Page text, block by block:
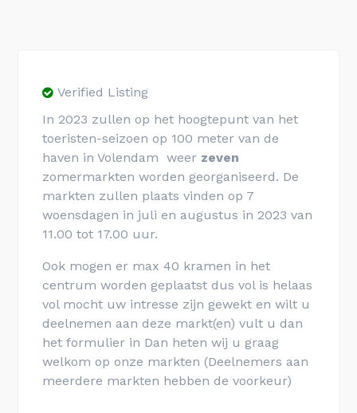
Verified Listing
In 2023 zullen op het hoogtepunt van het
toeristen-seizoen op 100 meter van de
haven in Volendam weer zeven
zomermarkten worden georganiseerd. De
markten zullen plaats vinden op 7
woensdagen in juli en augustus in 2023 van
11.00 tot 17.00 uur.
Ook mogen er max 40 kramen in het
centrum worden geplaatst dus vol is helaas
vol mocht uw intresse zijn gewekt en wilt u
deelnemen aan deze markt(en) vult u dan
het formulier in Dan heten wij u graag
welkom op onze markten (Deelnemers aan
meerdere markten hebben de voorkeur)